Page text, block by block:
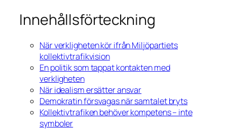
Innehållsförteckning
När verkligheten kör ifrån Miljöpartiets
kollektivtrafikvision
En politik som tappat kontakten med
verkligheten
När idealism ersätter ansvar
Demokratin försvagas när samtalet bryts
Kollektivtrafiken behöver kompetens – inte
symboler